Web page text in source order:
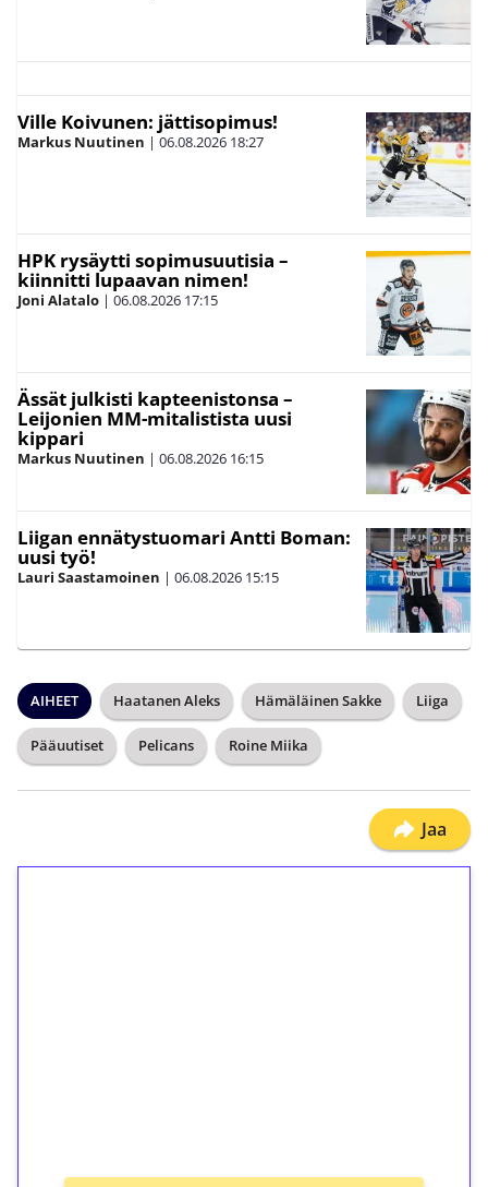
Ville Koivunen: jättisopimus!
Markus Nuutinen | 06.08.2026 18:27
HPK rysäytti sopimusuutisia –
kiinnitti lupaavan nimen!
Joni Alatalo | 06.08.2026 17:15
Ässät julkisti kapteenistonsa –
Leijonien MM-mitalistista uusi
kippari
Markus Nuutinen | 06.08.2026 16:15
Liigan ennätystuomari Antti Boman:
uusi työ!
Lauri Saastamoinen | 06.08.2026 15:15
AIHEET Haatanen Aleks Hämäläinen Sakke Liiga
Pääuutiset Pelicans Roine Miika
Jaa